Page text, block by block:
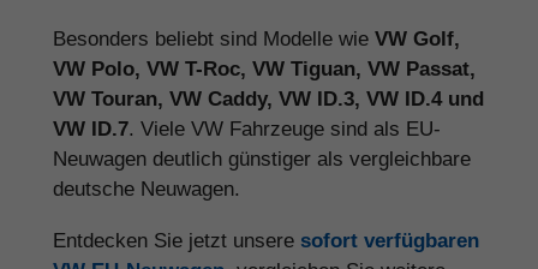
Besonders beliebt sind Modelle wie VW Golf,
VW Polo, VW T-Roc, VW Tiguan, VW Passat,
VW Touran, VW Caddy, VW ID.3, VW ID.4 und
VW ID.7. Viele VW Fahrzeuge sind als EU-
Neuwagen deutlich günstiger als vergleichbare
deutsche Neuwagen.
Entdecken Sie jetzt unsere sofort verfügbaren